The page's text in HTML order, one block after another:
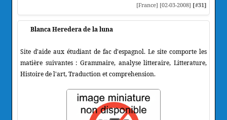
[France] [02-03-2008] [#31]
Blanca Heredera de la luna
Site d'aide aux étudiant de fac d'espagnol. Le site comporte les
matière suivantes : Grammaire, analyse litteraire, Litterature,
Histoire de l'art, Traduction et comprehension.